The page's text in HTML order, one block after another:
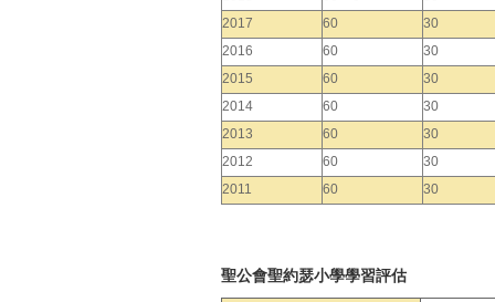
2017
60
30
2016
60
30
2015
60
30
2014
60
30
2013
60
30
2012
60
30
2011
60 30
聖公會聖約瑟小學學習評估